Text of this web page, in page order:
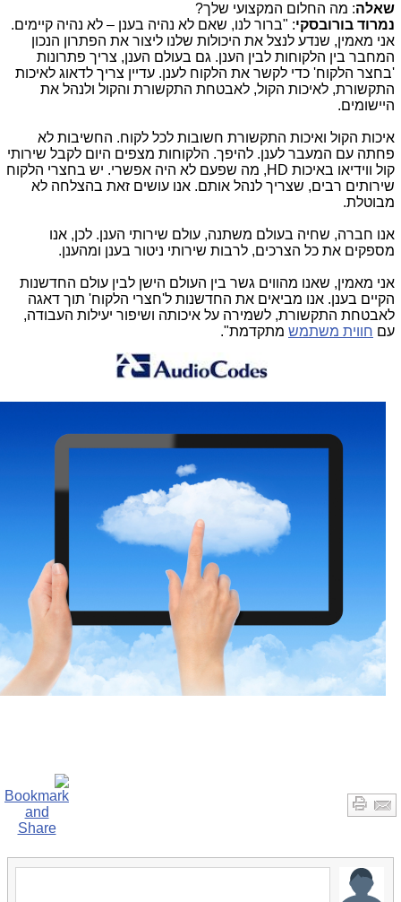
שאלה: מה החלום המקצועי שלך?
נמרוד בורובסקי: "ברור לנו, שאם לא נהיה בענן – לא נהיה קיימים.
אני מאמין, שנדע לנצל את היכולות שלנו ליצור את הפתרון הנכון
המחבר בין הלקוחות לבין הענן. גם בעולם הענן, צריך פתרונות
'בחצר הלקוח' כדי לקשר את הלקוח לענן. עדיין צריך לדאוג לאיכות
התקשורת, לאיכות הקול, לאבטחת התקשורת והקול ולנהל את
היישומים.
איכות הקול ואיכות התקשורת חשובות לכל לקוח. החשיבות לא
פחתה עם המעבר לענן. להיפך. הלקוחות מצפים היום לקבל שירותי
קול ווידיאו באיכות HD, מה שפעם לא היה אפשרי. יש בחצרי הלקוח
שירותים רבים, שצריך לנהל אותם. אנו עושים זאת בהצלחה לא
מבוטלת.
אנו חברה, שחיה בעולם משתנה, עולם שירותי הענן. לכן, אנו
מספקים את כל הצרכים, לרבות שירותי ניטור בענן ומהענן.
אני מאמין, שאנו מהווים גשר בין העולם הישן לבין עולם החדשנות
הקיים בענן. אנו מביאים את החדשנות ל'חצרי הלקוח' תוך דאגה
לאבטחת התקשורת, לשמירה על איכותה ושיפור יעילות העבודה,
עם חווית משתמשמתקדמת".